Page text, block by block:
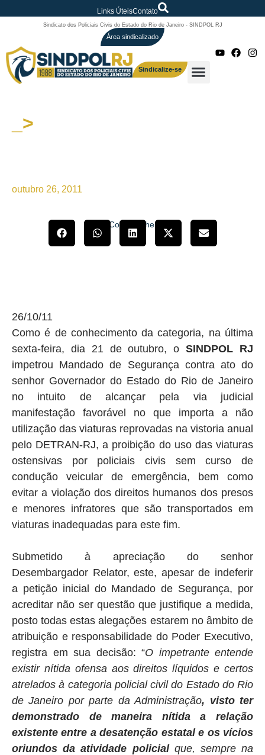
Links ÚteisContato
Sindicato dos Policiais Civis do Estado do Rio de Janeiro - SINDPOL RJ
Área sindicalizado
Sindicalize-se
_>
outubro 26, 2011
Compartilhe!
26/10/11
Como é de conhecimento da categoria, na última
sexta-feira, dia 21 de outubro, oSINDPOL RJ
impetrou Mandado de Segurança contra ato do
senhor Governador do Estado do Rio de Janeiro
no intuito de alcançar pela via judicial
manifestação favorável no que importa a não
utilização das viaturas reprovadas na vistoria anual
pelo DETRAN-RJ, a proibição do uso das viaturas
ostensivas por policiais civis sem curso de
condução veicular de emergência, bem como
evitar a violação dos direitos humanos dos presos
e menores infratores que são transportados em
viaturas inadequadas para este fim.
Submetido à apreciação do senhor
Desembargador Relator, este, apesar de indeferir
a petição inicial do Mandado de Segurança, por
acreditar não ser questão que justifique a medida,
posto todas estas alegações estarem no âmbito de
atribuição e responsabilidade do Poder Executivo,
registra em sua decisão: “O impetrante entende
existir nítida ofensa aos direitos líquidos e certos
atrelados à categoria policial civil do Estado do Rio
de Janeiro por parte da Administração, visto ter
demonstrado de maneira nítida a relação
existente entre a desatenção estatal e os vícios
oriundos da atividade policialque, sempre na